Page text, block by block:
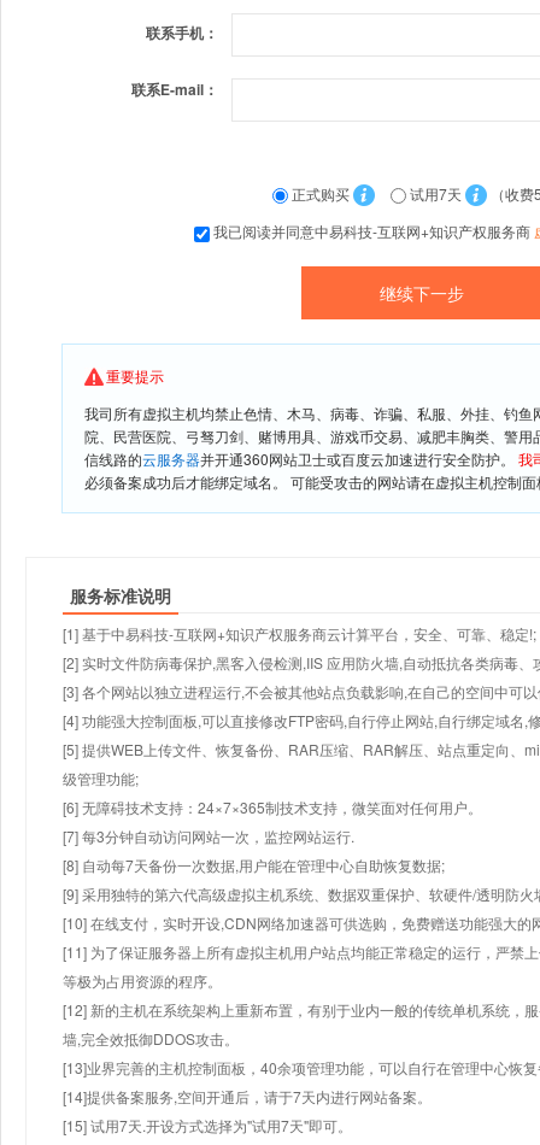
联系手机：
联系E-mail：
正式购买 试用7天
（收费
我已阅读并同意中易科技-互联网+知识产权服务商
重要提示
我司所有虚拟主机均禁止色情、木马、病毒、诈骗、私服、外挂、钓
院、民营医院、弓驽刀剑、赌博用具、游戏币交易、减肥丰胸类、警
信线路的云服务器并开通360网站卫士或百度云加速进行安全防护。 我
必须备案成功后才能绑定域名。 可能受攻击的网站请在虚拟主机控制
服务标准说明
[1] 基于中易科技-互联网+知识产权服务商云计算平台，安全、可靠、稳定!;
[2] 实时文件防病毒保护,黑客入侵检测,IIS 应用防火墙,自动抵抗各类病毒、
[3] 各个网站以独立进程运行,不会被其他站点负载影响,在自己的空间中可
[4] 功能强大控制面板,可以直接修改FTP密码,自行停止网站,自行绑定域名,
[5] 提供WEB上传文件、恢复备份、RAR压缩、RAR解压、站点重定向、
级管理功能;
[6] 无障碍技术支持：24×7×365制技术支持，微笑面对任何用户。
[7] 每3分钟自动访问网站一次，监控网站运行.
[8] 自动每7天备份一次数据,用户能在管理中心自助恢复数据;
[9] 采用独特的第六代高级虚拟主机系统、数据双重保护、软硬件/透明防火
[10] 在线支付，实时开设,CDN网络加速器可供选购，免费赠送功能强大
[11] 为了保证服务器上所有虚拟主机用户站点均能正常稳定的运行，严禁
等极为占用资源的程序。
[12] 新的主机在系统架构上重新布置，有别于业内一般的传统单机系统，
墙,完全效抵御DDOS攻击。
[13]业界完善的主机控制面板，40余项管理功能，可以自行在管理中心恢
[14]提供备案服务,空间开通后，请于7天内进行网站备案。
[15] 试用7天.开设方式选择为"试用7天"即可。